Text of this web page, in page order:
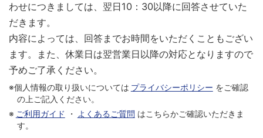
わせにつきましては、翌日10：30以降に回答させていた
だきます。
内容によっては、回答までお時間をいただくこともござい
ます。また、休業日は翌営業日以降の対応となりますので
予めご了承ください。
※個人情報の取り扱いについては プライバシーポリシー をご確認
の上ご記入ください。
※ ご利用ガイド ・ よくあるご質問 はこちらかご確認いただきま
す。